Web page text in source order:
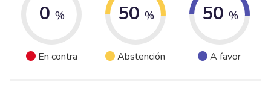
0 %
En contra
50 %
Abstención
50 %
A favor